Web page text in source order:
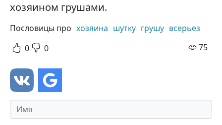
хозяином грушами.
Пословицы про хозяина шутку грушу всерьез
0
0 75